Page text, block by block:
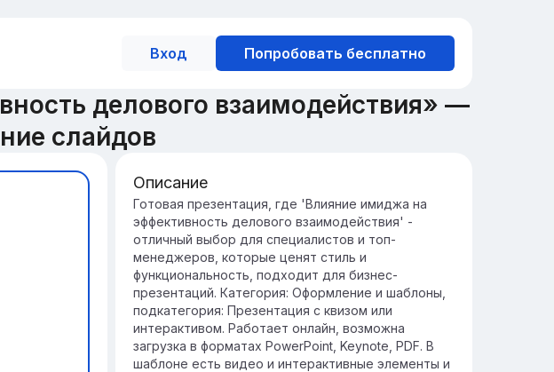
Вход Попробовать бесплатно
делового взаимодействия» —
слайдов
Важность имиджа в бизнесе
Имидж компании влияет на восприятие
бренда клиентами и партнёрами, что
напрямую отражается на её успехе и
конкурентоспособности.
Формирование положительного имиджа
требует комплексного подхода, включая
управление репутацией, качеством услуг и
коммуникациями.
Описание
Готовая презентация, где 'Влияние имиджа на
эффективность делового взаимодействия' -
отличный выбор для специалистов и топ-
менеджеров, которые ценят стиль и
функциональность, подходит для бизнес-
презентаций. Категория: Оформление и шаблоны,
подкатегория: Презентация с квизом или
интерактивом. Работает онлайн, возможна
загрузка в форматах PowerPoint, Keynote, PDF. В
шаблоне есть видео и интерактивные элементы и